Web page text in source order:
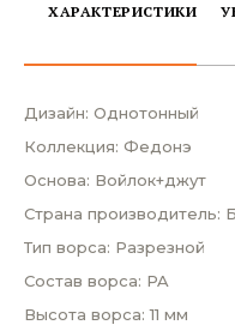
ХАРАКТЕРИСТИКИ
Дизайн: Однотонный
Коллекция: Федонэ
Основа: Войлок+джут
Страна производитель:
Тип ворса: Разрезной
Состав ворса: PA
Высота ворса: 11 мм